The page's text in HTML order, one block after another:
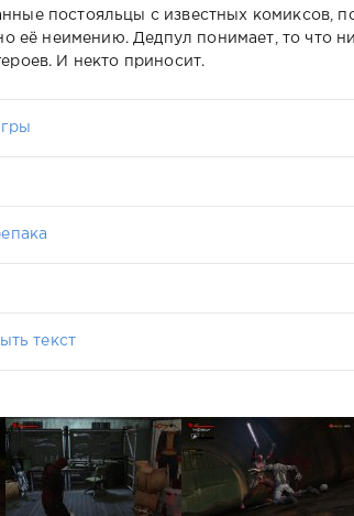
постояльцы с известных комиксов,
её неимению. Дедпул понимает, то что
И некто приносит.
текст